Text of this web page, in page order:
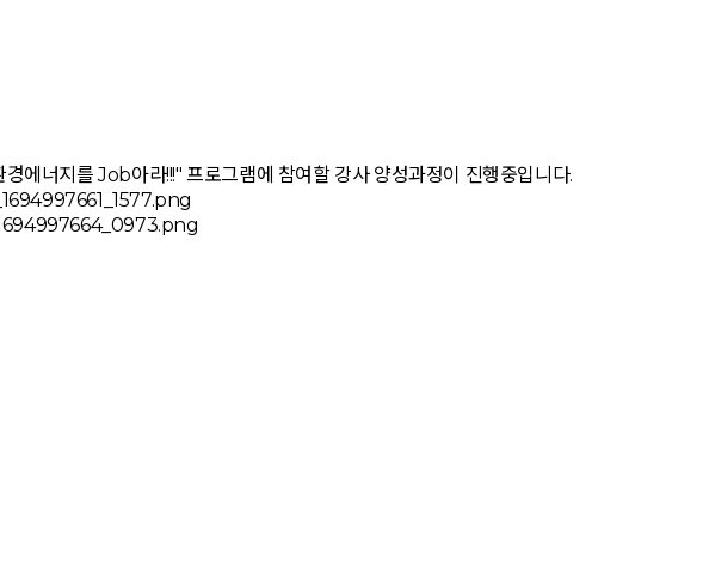
에너지를 Job아라!!!" 프로그램에 참여할 강사 양성과정이 진행중입니다.